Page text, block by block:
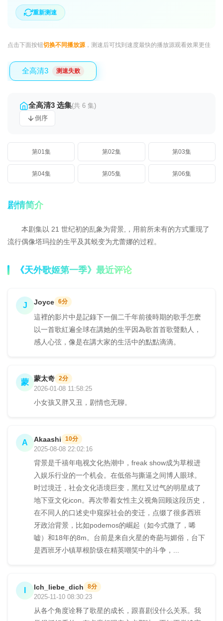
重新测速
点击下面按钮切换不同播放源，测速后可找到速度最快的播放源观看效果更佳
全高清3 测速失败
全高清3 选集(共 6 集)
倒序
第01集 第02集 第03集
第04集 第05集 第06集
剧情简介
本剧集以 21 世纪初的乱象为背景,，用前所未有的方式重现了
流行偶像塔玛拉的生平及其蜕变为尤蕾娜的过程。
《天外歌姬第一季》最近评论
J Joyce 6分
這裡的影片中是記錄下一個二千年前後時期的歌手怎麽
以一首歌紅遍全球在講她的生平因為歌首首歌聲動人，
感人心弦，像是在講大家的生活中的點點滴滴。
蒙 蒙太奇 2分
2026-01-08 11:58:25
小女孩又胖又丑，剧情也无聊。
A Akaashi 10分
2025-08-08 22:02:16
背景是千禧年电视文化热潮中，freak show成为草根进
入娱乐行业的一个机会。在低俗与撕逼之间博人眼球。
时过境迁，社会文化语境巨变，黑红又过气的明星成了
地下亚文化icon。再次带着女性主义视角回顾这段历史，
在不同人的口述史中窥探社会的变迁，点缀了很多西班
牙政治背景，比如podemos的崛起（如今式微了，唏
嘘）和18年的8m。台前是来自火星的奇葩与媚俗，台下
是西班牙小镇草根阶级在精英嘲笑中的斗争，...
Ich_liebe_dich 8分
2025-11-10 08:30:23
从各个角度诠释了歌星的成长，跟喜剧没什么关系。我